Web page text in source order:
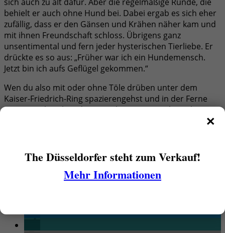
behielt er auch ohne Hund bei. Dabei ergab es sich eher
zufällig, dass er den Gänsen und Krähen näher kam und
mit ihnen Freundschaft schloss. Übrigens ganz
unsentimental und fern jeder hysterischen Tierliebe. Er
drückte es so aus: „Früher war ich ein Hundemensch.
Jetzt bin ich aufs Geflügel gekommen.“
Wen du also mit oder ohne Töle drüben unter dem
Kaiser-Friedrich-Ring spazierengehst und in der Ferne
eine Gestalt siehst, die von schwarzen Vögeln umkreist
wird, dann fürchte dich nicht. Das ist der Krähenmann×
The Düsseldorfer steht zum Verkauf!
Mehr Informationen